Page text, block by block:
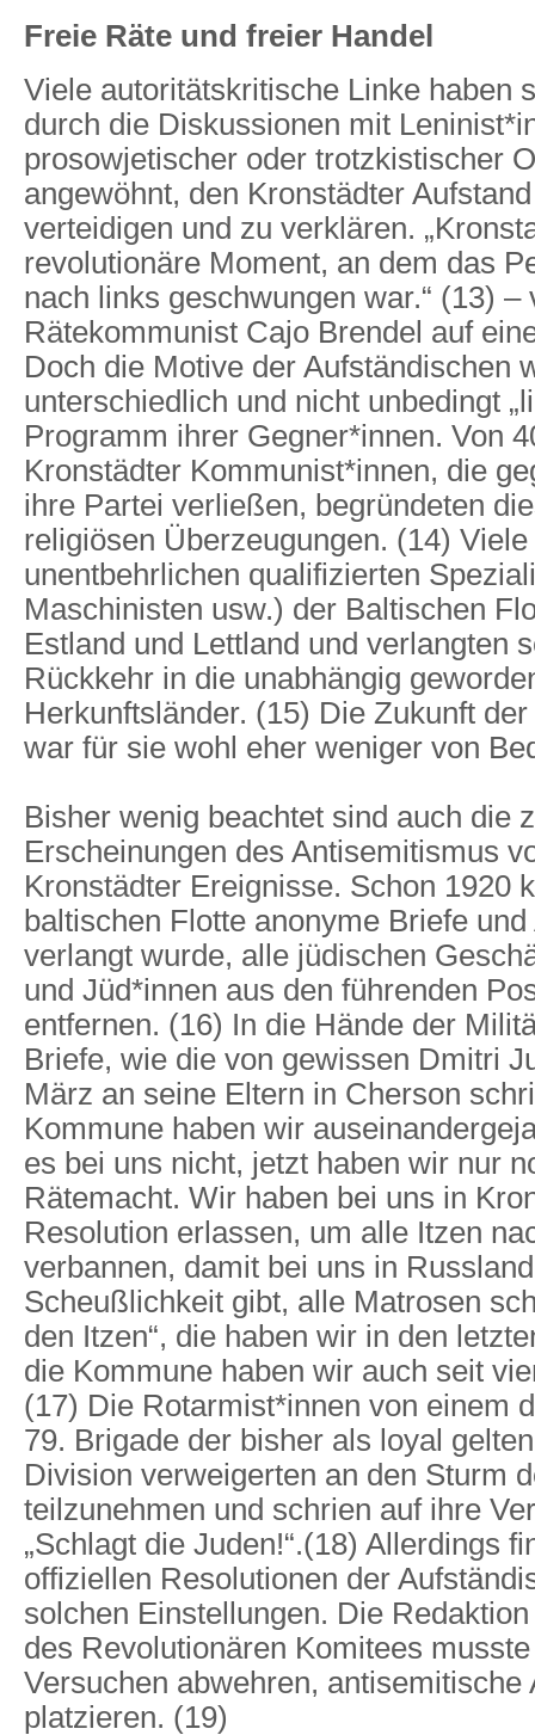
Freie Räte und freier Handel
Viele autoritätskritische Linke haben
durch die Diskussionen mit
prosowjetischer oder trotzkistischer
angewöhnt, den Kronstädter
verteidigen und zu verklären.
revolutionäre Moment, an dem das
nach links geschwungen war.“ (13) –
Rätekommunist Cajo Brendel auf
Doch die Motive der Aufständischen
unterschiedlich und nicht unbedingt
Programm ihrer Gegner*innen. Von
Kronstädter Kommunist*innen, die
ihre Partei verließen, begründeten
religiösen Überzeugungen. (14) Viele
unentbehrlichen qualifizierten
Maschinisten usw.) der Baltischen
Estland und Lettland und verlangten
Rückkehr in die unabhängig
Herkunftsländer. (15) Die Zukunft
war für sie wohl eher weniger von
Bisher wenig beachtet sind auch die
Erscheinungen des Antisemitismus
Kronstädter Ereignisse. Schon 1920
baltischen Flotte anonyme Briefe
verlangt wurde, alle jüdischen
und Jüd*innen aus den führenden
entfernen. (16) In die Hände der
Briefe, wie die von gewissen Dmitri
März an seine Eltern in Cherson
Kommune haben wir
es bei uns nicht, jetzt haben wir nur
Rätemacht. Wir haben bei uns in
Resolution erlassen, um alle Itzen
verbannen, damit bei uns in
Scheußlichkeit gibt, alle Matrosen
den Itzen“, die haben wir in den
die Kommune haben wir auch seit
(17) Die Rotarmist*innen von einem
79. Brigade der bisher als loyal
Division verweigerten an den Sturm
teilzunehmen und schrien auf ihre
„Schlagt die Juden!“.(18) Allerdings
offiziellen Resolutionen der
solchen Einstellungen. Die
des Revolutionären Komitees
Versuchen abwehren, antisemitische
platzieren. (19)